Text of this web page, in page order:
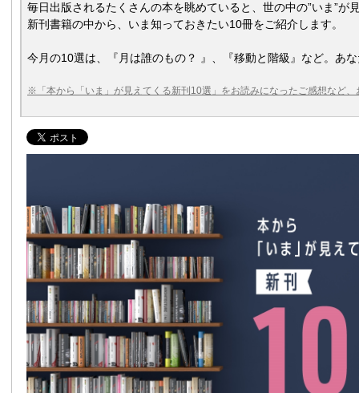
毎日出版されるたくさんの本を眺めていると、世の中の”いま”が
新刊書籍の中から、いま知っておきたい10冊をご紹介します。
今月の10選は、『月は誰のもの？ 』、『移動と階級』など。あ
※「本から「いま」が見えてくる新刊10選」をお読みになったご感想など